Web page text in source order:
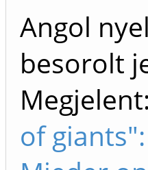
Angol
besorolt
Megjelent:
of